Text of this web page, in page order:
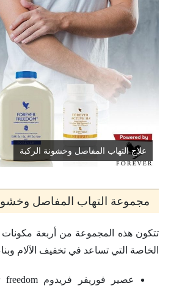
علاج التهاب المفاصل وخشونة الركبة
مجموعة التهاب المفاصل
تتكون هذه المجموعة من أربعة مكونات
الخاصة التي تساعد في تخفيف الآلام